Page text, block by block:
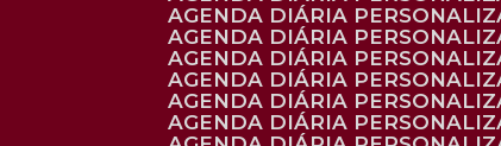
AGENDA DIÁRIA
AGENDA DIÁRIA
AGENDA DIÁRIA
AGENDA DIÁRIA
AGENDA DIÁRIA
AGENDA DIÁRIA